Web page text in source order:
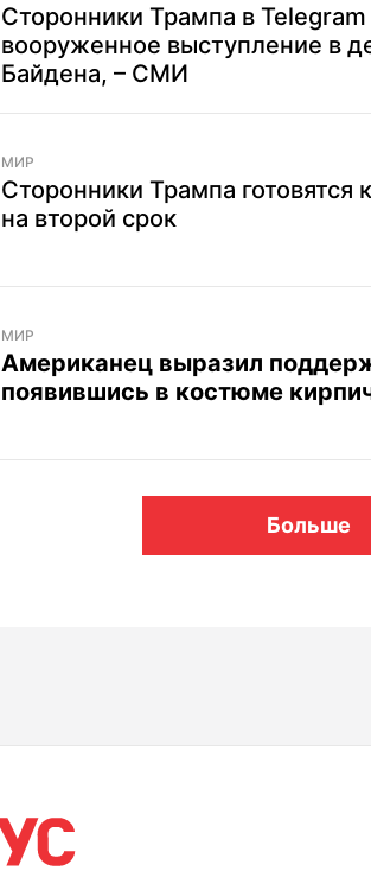
Сторонники Трампа в
вооруженное выступление в
Байдена, – СМИ
МИР
Сторонники Трампа готовятся
на второй срок
МИР
Американец выразил
появившись в костюме
Больше